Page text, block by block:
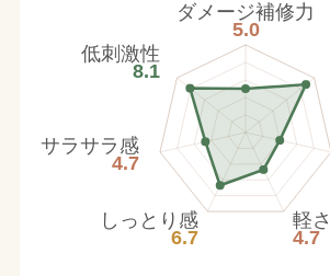
ダメージ補修力
5.0
軽さ
4.7
しっとり感
6.7
サラサラ感
4.7
低刺激性
8.1